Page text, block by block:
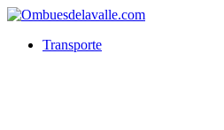
Transporte